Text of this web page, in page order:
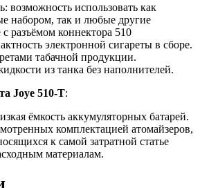
возможность использовать как
набором, так и любые другие
разъёмом коннектора 510
электронной сигареты в сборе.
табачной продукции.
из танка без наполнителей.
Joye 510-T:
ёмкость аккумуляторных батарей.
комплектацией атомайзеров,
к самой затратной статье
материалам.